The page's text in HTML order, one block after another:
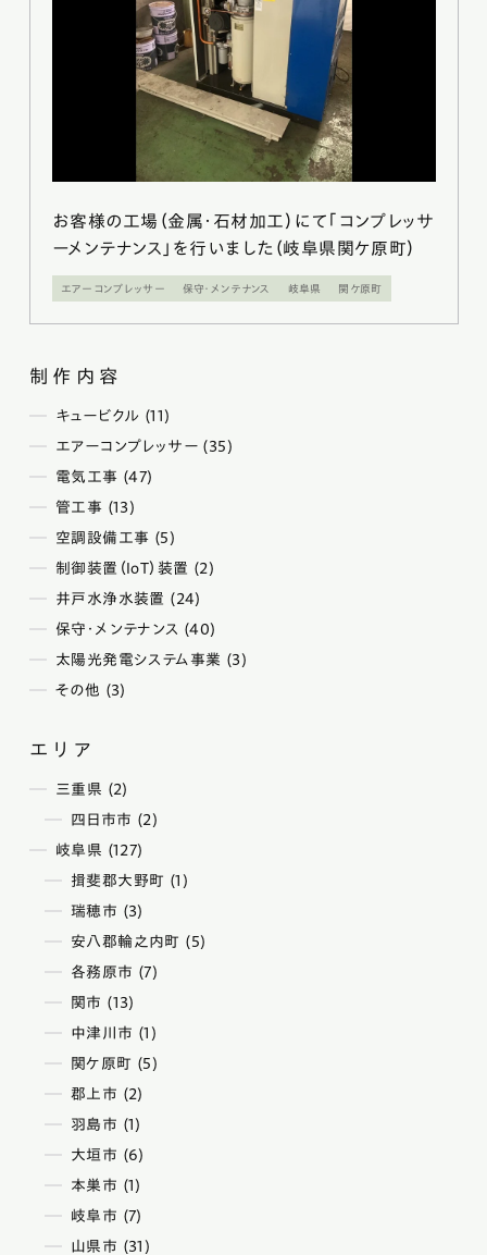
お客様の工場（金属・石材加工）にて「コンプレッサ
ーメンテナンス」を行いました（岐阜県関ケ原町）
エアーコンプレッサー 保守・メンテナンス 岐阜県 関ケ原町
制作内容
キュービクル (11)
エアーコンプレッサー (35)
電気工事 (47)
管工事 (13)
空調設備工事 (5)
制御装置（IoT）装置 (2)
井戸水浄水装置 (24)
保守・メンテナンス (40)
太陽光発電システム事業 (3)
その他 (3)
エリア
三重県 (2)
四日市市 (2)
岐阜県 (127)
揖斐郡大野町 (1)
瑞穂市 (3)
安八郡輪之内町 (5)
各務原市 (7)
関市 (13)
中津川市 (1)
関ケ原町 (5)
郡上市 (2)
羽島市 (1)
大垣市 (6)
本巣市 (1)
岐阜市 (7)
山県市 (31)